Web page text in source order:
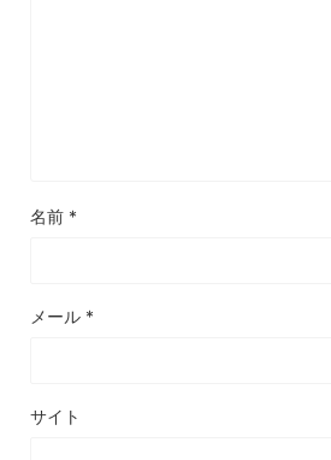
名前 *
メール *
サイト